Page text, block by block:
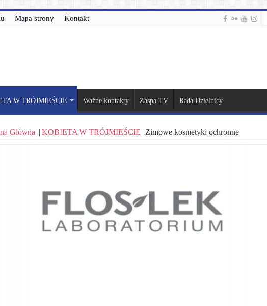
Mapa strony Kontakt
W TRÓJMIEŚCIE Ważne kontakty Zaspa TV Rada Dzielnicy
Główna | KOBIETA W TRÓJMIEŚCIE | Zimowe kosmetyki ochronne